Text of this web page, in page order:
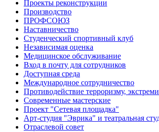
Проекты реконструкции
Производство
ПРОФСОЮЗ
Наставничество
Студенческий спортивный клуб
Независимая оценка
Медицинское обслуживание
Вход в почту для сотрудников
Доступная среда
Международное сотрудничество
Противодействие терроризму,
Современные мастерские
Проект "Сетевая площадка"
Арт-студия "Эврика" и театральная
Отраслевой совет